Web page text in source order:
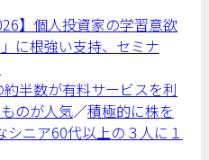
】個人投資家の学習意欲
に根強い支持、セミナ
半数が有料サービスを利
のが人気／積極的に株を
ニア60代以上の３人に１